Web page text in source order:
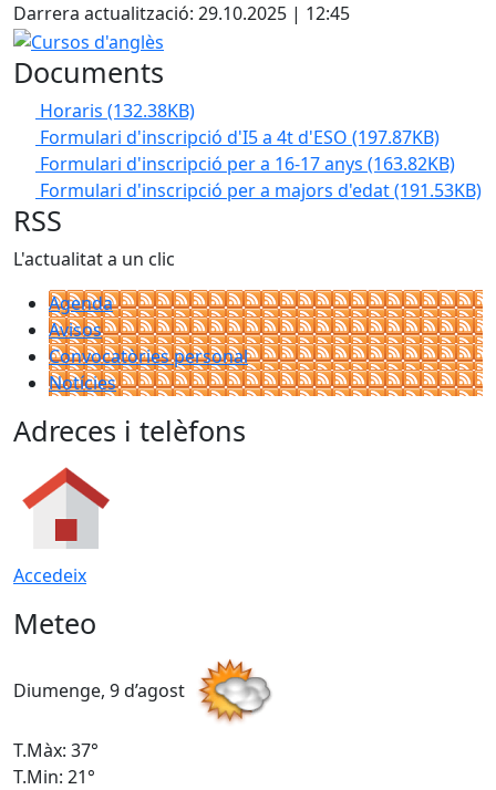
Darrera actualització: 29.10.2025 | 12:45
Cursos d'anglès
Documents
Horaris (132.38KB)
Formulari d'inscripció d'I5 a 4t d'ESO (197.87KB)
Formulari d'inscripció per a 16-17 anys (163.82KB)
Formulari d'inscripció per a majors d'edat(191.53KB)
RSS
L'actualitat a un clic
Agenda
Avisos
Convocatòries personal
Notícies
Adreces i telèfons
Accedeix
Meteo
Diumenge, 9 d’agost
T.Màx: 37°
T.Min: 21°